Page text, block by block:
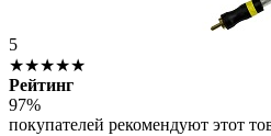
5
★★★★★
Рейтинг
97%
покупателей рекомендуют этот